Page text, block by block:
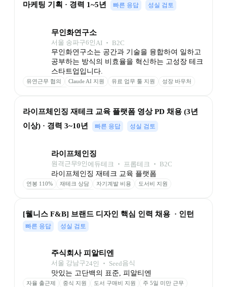
마케팅 기획 · 경력 1~5년 빠른 응답 성실 검토
무인화연구소
서울 송파구6인 AI ‧ B2C
무인화연구소는 공간과 기술을 융합하여 일하고
공부하는 방식의 비효율을 혁신하는 고성장 테크
스타트업입니다.
유연근무 협의 Claude AI 지원 유료 업무 툴 지원
성장 바우처
라이프체인징 재테크 교육 플랫폼 영상 PD 채용 (3년
이상) · 경력 3~10년
빠른 응답 성실 검토
라이프체인징
원격근무9인 에듀테크 ‧ 프롭테크 ‧ B2C
라이프체인징 재테크 교육 플랫폼
연봉 110% 재테크 상담 자기계발 비용
도서비 지원
[웰니스 F&B] 브랜드 디자인 핵심 인력 채용  · 인턴
빠른 응답 성실 검토
주식회사 피알티엔
서울 강남구24인 ‧ Seed음식
맛있는 고단백의 표준, 피알티엔
자율 출근제 중식 지원 도서 구매비 지원 주 5일 미만 근무